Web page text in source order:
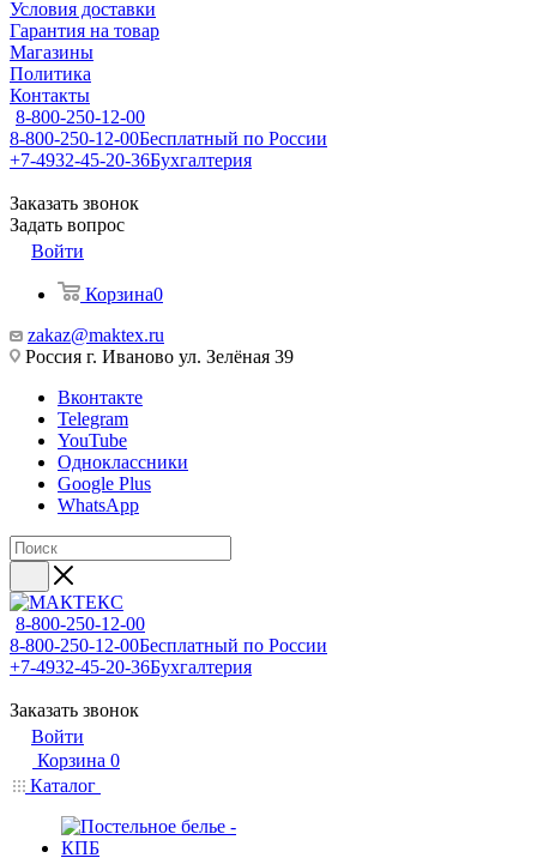
Условия доставки
Гарантия на товар
Магазины
Политика
Контакты
8-800-250-12-00
8-800-250-12-00Бесплатный по России
+7-4932-45-20-36Бухгалтерия
Заказать звонок
Задать вопрос
Войти
Корзина0
zakaz@maktex.ru
Россия г. Иваново ул. Зелёная 39
Вконтакте
Telegram
YouTube
Одноклассники
Google Plus
WhatsApp
8-800-250-12-00
8-800-250-12-00Бесплатный по России
+7-4932-45-20-36Бухгалтерия
Заказать звонок
Войти
Корзина 0
Каталог